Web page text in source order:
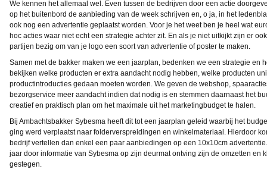
We kennen het allemaal wel. Even tussen de bedrijven door een actie
op het buitenbord de aanbieding van de week schrijven en, o ja, in het
ook nog een advertentie geplaatst worden. Voor je het weet ben je heel wat
hoc acties waar niet echt een strategie achter zit. En als je niet uitkijkt zijn er
partijen bezig om van je logo een soort van advertentie of poster te maken.
Samen met de bakker maken we een jaarplan, bedenken we een strategie en
bekijken welke producten er extra aandacht nodig hebben, welke producten
productintroducties gedaan moeten worden. We geven de webshop,
bezorgservice meer aandacht indien dat nodig is en stemmen daarnaast het
creatief en praktisch plan om het maximale uit het marketingbudget te halen.
Bij Ambachtsbakker Sybesma heeft dit tot een jaarplan geleid waarbij het
ging werd verplaatst naar folderverspreidingen en winkelmateriaal. Hierdoor
bedrijf vertellen dan enkel een paar aanbiedingen op een 10x10cm
jaar door informatie van Sybesma op zijn deurmat ontving zijn de omzetten en
gestegen.